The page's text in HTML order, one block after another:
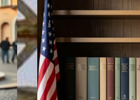
ENTRE
LES
ET
LE